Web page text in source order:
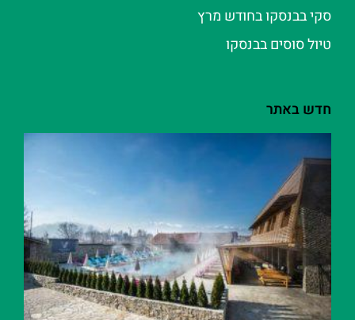
סקי בבנסקו בחודש מרץ
טיול סוסים בבנסקו
חדש באתר